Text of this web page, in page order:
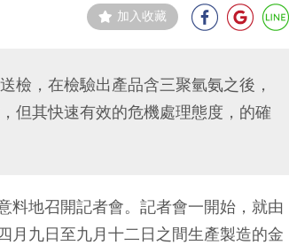
加入收藏
檢，在檢驗出產品含三聚氫氨之後，
但其快速有效的危機處理態度，的確
料地召開記者會。記者會一開始，就由
月九日至九月十二日之間生產製造的金